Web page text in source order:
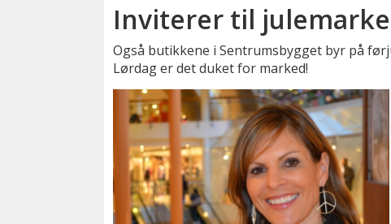
Inviterer til
Også butikkene i Sentrumsbygget byr på
Lørdag er det duket for marked!